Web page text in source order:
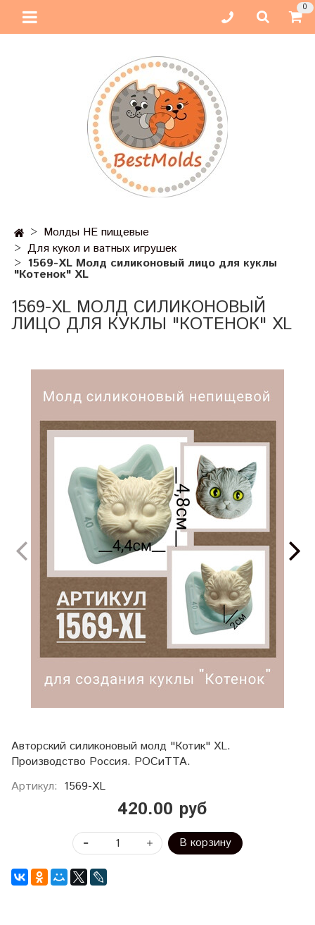
0
Молды НЕ пищевые
Для кукол и ватных игрушек
1569-XL Молд силиконовый лицо для куклы
"Котенок" XL
1569-XL МОЛД СИЛИКОНОВЫЙ
ЛИЦО ДЛЯ КУКЛЫ "КОТЕНОК" XL
Авторский силиконовый молд "Котик" XL.
Производство Россия. РОСиТТА.
Артикул: 1569-XL
420.00 руб
В корзину